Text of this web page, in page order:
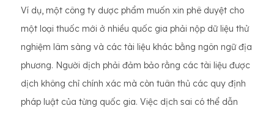
Ví dụ, một công ty dược phẩm muốn xin phê duyệt cho
một loại thuốc mới ở nhiều quốc gia phải nộp dữ liệu thử
nghiệm lâm sàng và các tài liệu khác bằng ngôn ngữ địa
phương. Người dịch phải đảm bảo rằng các tài liệu được
dịch không chỉ chính xác mà còn tuân thủ các quy định
pháp luật của từng quốc gia. Việc dịch sai có thể dẫn